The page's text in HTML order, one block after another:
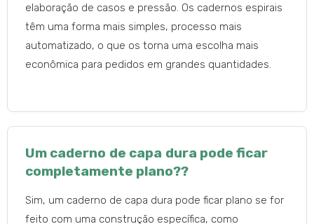
elaboração de casos e pressão. Os cadernos espirais
têm uma forma mais simples, processo mais
automatizado, o que os torna uma escolha mais
econômica para pedidos em grandes quantidades.
Um caderno de capa dura pode ficar
completamente plano??
Sim, um caderno de capa dura pode ficar plano se for
feito com uma construção específica, como